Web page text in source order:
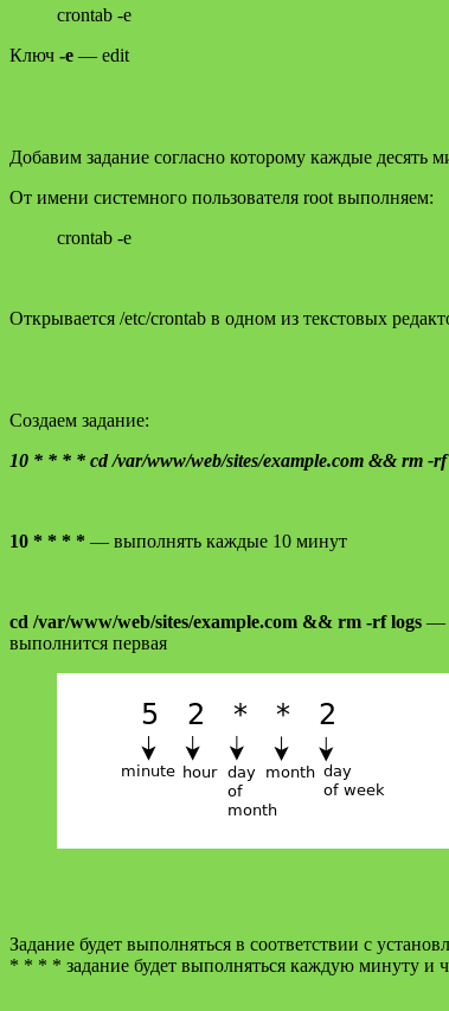
crontab -e
Ключ -e — edit
Добавим задание согласно которому каждые десять
От имени системного пользователя root выполняем:
crontab -e
Открывается /etc/crontab в одном из текстовых
Создаем задание:
10 * * * * cd /var/www/web/sites/example.com && rm -rf
10 * * * * — выполнять каждые 10 минут
cd /var/www/web/sites/example.com && rm -rf logs —
выполнится первая
Задание будет выполняться в соответствии с
* * * * задание будет выполняться каждую минуту и